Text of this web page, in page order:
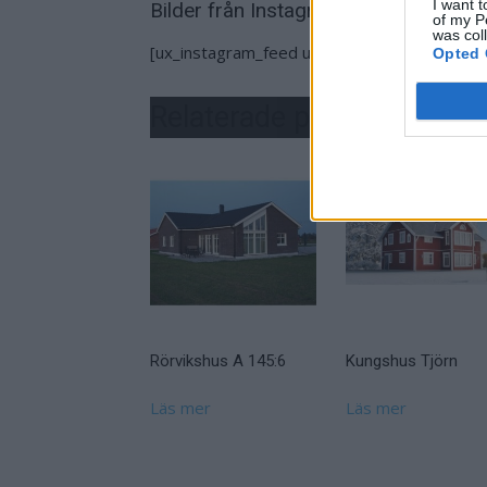
I want
of my
was
Opted
Bilder från Instagram
[ux_instagram_feed
Relaterade produkter
Rörvikshus A 145:6
Läs mer
Kungshus Tjörn
Läs mer